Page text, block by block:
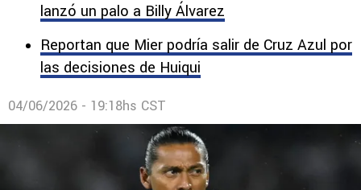
lanzó un palo a Billy Álvarez
Reportan que Mier podría salir de Cruz Azul por
las decisiones de Huiqui
04/06/2026 - 19:18hs CST